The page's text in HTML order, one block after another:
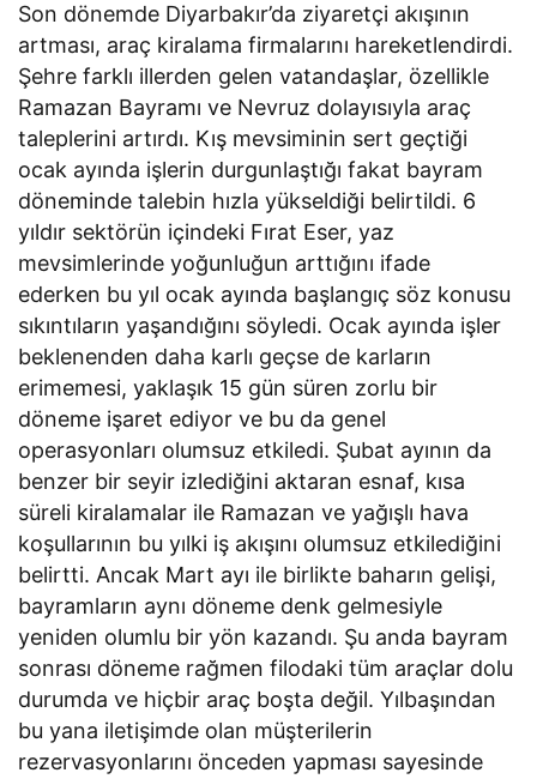
Son dönemde Diyarbakır’da ziyaretçi akışının
artması, araç kiralama firmalarını hareketlendirdi.
Şehre farklı illerden gelen vatandaşlar, özellikle
Ramazan Bayramı ve Nevruz dolayısıyla araç
taleplerini artırdı. Kış mevsiminin sert geçtiği
ocak ayında işlerin durgunlaştığı fakat bayram
döneminde talebin hızla yükseldiği belirtildi. 6
yıldır sektörün içindeki Fırat Eser, yaz
mevsimlerinde yoğunluğun arttığını ifade
ederken bu yıl ocak ayında başlangıç söz konusu
sıkıntıların yaşandığını söyledi. Ocak ayında işler
beklenenden daha karlı geçse de karların
erimemesi, yaklaşık 15 gün süren zorlu bir
döneme işaret ediyor ve bu da genel
operasyonları olumsuz etkiledi. Şubat ayının da
benzer bir seyir izlediğini aktaran esnaf, kısa
süreli kiralamalar ile Ramazan ve yağışlı hava
koşullarının bu yılki iş akışını olumsuz etkilediğini
belirtti. Ancak Mart ayı ile birlikte baharın gelişi,
bayramların aynı döneme denk gelmesiyle
yeniden olumlu bir yön kazandı. Şu anda bayram
sonrası döneme rağmen filodaki tüm araçlar dolu
durumda ve hiçbir araç boşta değil. Yılbaşından
bu yana iletişimde olan müşterilerin
rezervasyonlarını önceden yapması sayesinde